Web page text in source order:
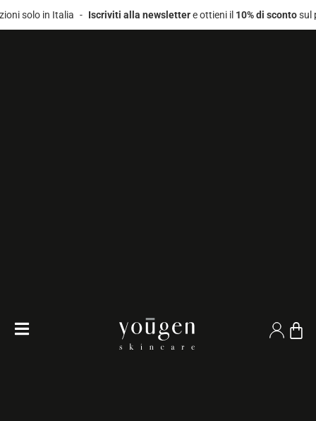
in Italia - Iscriviti alla newslettere ottieni il10% di scontosul primo